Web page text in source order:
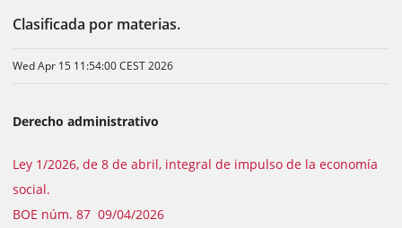
Clasificada por materias.
Wed Apr 15 11:54:00 CEST 2026
Derecho administrativo
Ley 1/2026, de 8 de abril, integral de impulso de la economía
social.
BOE núm. 87 09/04/2026